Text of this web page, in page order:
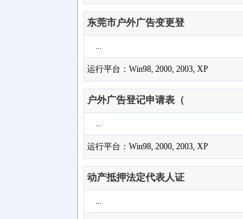
东莞市户外广告变更登
...
运行平台：Win98, 2000, 2003, XP
户外广告登记申请表（
...
运行平台：Win98, 2000, 2003, XP
动产抵押法定代表人证
...